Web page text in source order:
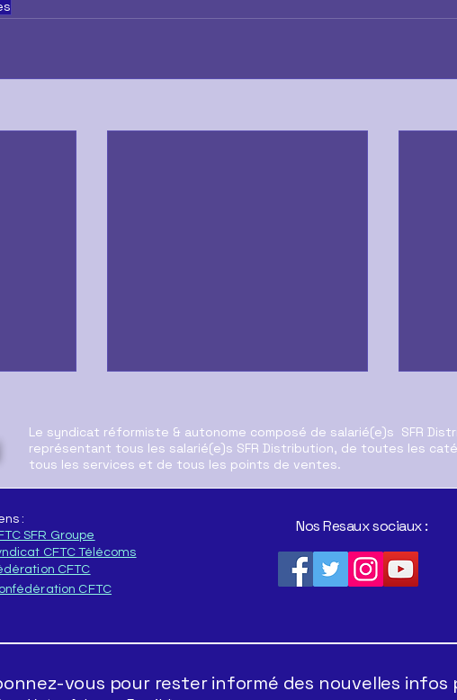
Déclaration au CSE sur le
Futur de SFR Distribution
Le syndicat réformiste & autonome composé de salarié(e)s SFR
représentant tous les salarié(e)s SFR Distribution, de toutes les
tous les services et de tous les points de ventes.
:
SFR Groupe
CFTC Télécoms
CFTC
CFTC
Nos Resaux sociaux :
vous pour rester informé des nouvelles infos